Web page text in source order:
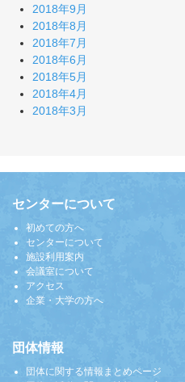
2018年9月
2018年8月
2018年7月
2018年6月
2018年5月
2018年4月
2018年3月
センターについて
初めての方へ
センターについて
施設利用案内
会議室について
アクセス
企業・大学の方へ
団体情報
団体に関する情報まとめページ